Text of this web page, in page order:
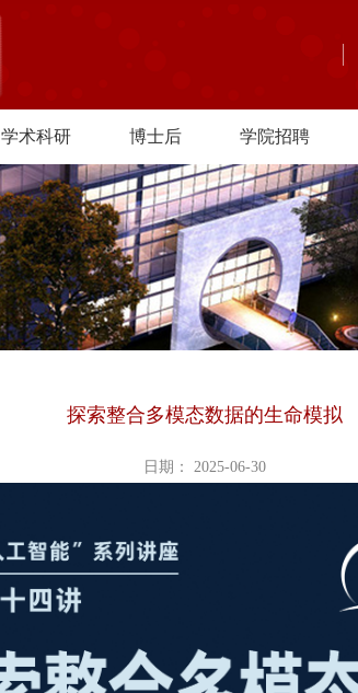
学术科研 博士后 学院招聘
探索整合多模态数据的生命模拟
日期： 2025-06-30